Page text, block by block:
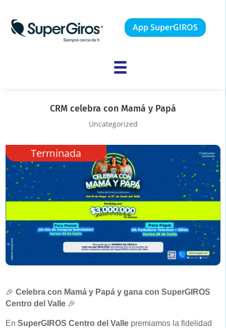
App SuperGIROS
CRM celebra con Mamá y Papá
Uncategorized
Terminada
🎉Celebra con Mamá y Papá y gana con SuperGIROS
Centro del Valle 🎉
EnSuperGIROS Centro del Valle premiamos la fidelidad